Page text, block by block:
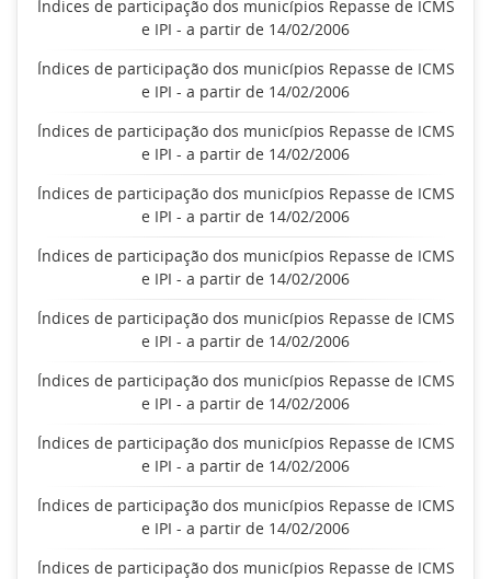
Índices de participação dos municípios Repasse de ICMS
e IPI - a partir de 14/02/2006
Índices de participação dos municípios Repasse de ICMS
e IPI - a partir de 14/02/2006
Índices de participação dos municípios Repasse de ICMS
e IPI - a partir de 14/02/2006
Índices de participação dos municípios Repasse de ICMS
e IPI - a partir de 14/02/2006
Índices de participação dos municípios Repasse de ICMS
e IPI - a partir de 14/02/2006
Índices de participação dos municípios Repasse de ICMS
e IPI - a partir de 14/02/2006
Índices de participação dos municípios Repasse de ICMS
e IPI - a partir de 14/02/2006
Índices de participação dos municípios Repasse de ICMS
e IPI - a partir de 14/02/2006
Índices de participação dos municípios Repasse de ICMS
e IPI - a partir de 14/02/2006
Índices de participação dos municípios Repasse de ICMS